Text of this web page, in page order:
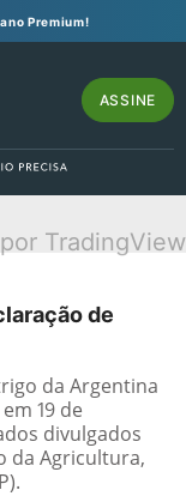
Premium!
ASSINE
por TradingView
de
da Argentina
19 de
divulgados
da Agricultura,